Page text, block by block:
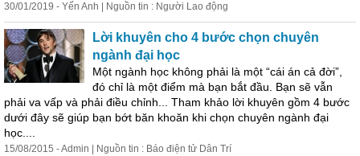
30/01/2019 - Yến Anh | Nguồn tin : Người Lao động
Lời khuyên cho 4 bước chọn chuyên
ngành đại học
Một ngành học không phải là một “cái án cả đời”,
đó chỉ là một điểm mà bạn bắt đầu. Bạn sẽ vẫn
phải va vấp và phải điều chỉnh... Tham khảo lời khuyên gồm 4 bước
dưới đây sẽ giúp bạn bớt băn khoăn khi chọn chuyên ngành đại
học....
15/08/2015 - Admin | Nguồn tin : Báo điện tử Dân Trí